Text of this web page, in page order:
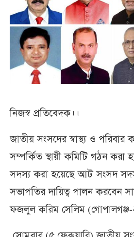
নিজস্ব প্রতিবেদক।।
জাতীয় সংসদের স্বাস্থ্য ও পরিবার
সম্পর্কিত স্থায়ী কমিটি গঠন করা
সদস্য করা হয়েছে আট সংসদ
সভাপতির দায়িত্ব পালন করবেন
ফজলুল করিম সেলিম (গোপালগঞ্জ-